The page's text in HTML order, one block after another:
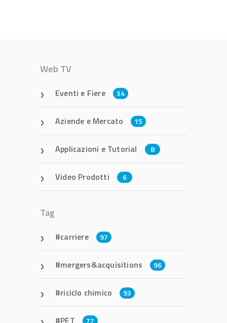
Web TV
Eventi e Fiere 34
Aziende e Mercato 15
Applicazioni e Tutorial 8
Video Prodotti 6
Tag
carriere 97
mergers&acquisitions 96
riciclo chimico 93
PET 77